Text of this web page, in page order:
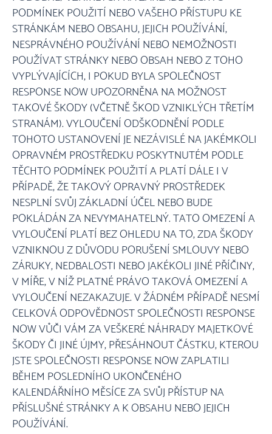
PODMÍNEK POUŽITÍ NEBO VAŠEHO PŘÍSTUPU KE
STRÁNKÁM NEBO OBSAHU, JEJICH POUŽÍVÁNÍ,
NESPRÁVNÉHO POUŽÍVÁNÍ NEBO NEMOŽNOSTI
POUŽÍVAT STRÁNKY NEBO OBSAH NEBO Z TOHO
VYPLÝVAJÍCÍCH, I POKUD BYLA SPOLEČNOST
RESPONSE NOW UPOZORNĚNA NA MOŽNOST
TAKOVÉ ŠKODY (VČETNĚ ŠKOD VZNIKLÝCH TŘETÍM
STRANÁM). VYLOUČENÍ ODŠKODNĚNÍ PODLE
TOHOTO USTANOVENÍ JE NEZÁVISLÉ NA JAKÉMKOLI
OPRAVNÉM PROSTŘEDKU POSKYTNUTÉM PODLE
TĚCHTO PODMÍNEK POUŽITÍ A PLATÍ DÁLE I V
PŘÍPADĚ, ŽE TAKOVÝ OPRAVNÝ PROSTŘEDEK
NESPLNÍ SVŮJ ZÁKLADNÍ ÚČEL NEBO BUDE
POKLÁDÁN ZA NEVYMAHATELNÝ. TATO OMEZENÍ A
VYLOUČENÍ PLATÍ BEZ OHLEDU NA TO, ZDA ŠKODY
VZNIKNOU Z DŮVODU PORUŠENÍ SMLOUVY NEBO
ZÁRUKY, NEDBALOSTI NEBO JAKÉKOLI JINÉ PŘÍČINY,
V MÍŘE, V NÍŽ PLATNÉ PRÁVO TAKOVÁ OMEZENÍ A
VYLOUČENÍ NEZAKAZUJE. V ŽÁDNÉM PŘÍPADĚ NESMÍ
CELKOVÁ ODPOVĚDNOST SPOLEČNOSTI RESPONSE
NOW VŮČI VÁM ZA VEŠKERÉ NÁHRADY MAJETKOVÉ
ŠKODY ČI JINÉ ÚJMY, PŘESÁHNOUT ČÁSTKU, KTEROU
JSTE SPOLEČNOSTI RESPONSE NOW ZAPLATILI
BĚHEM POSLEDNÍHO UKONČENÉHO
KALENDÁŘNÍHO MĚSÍCE ZA SVŮJ PŘÍSTUP NA
PŘÍSLUŠNÉ STRÁNKY A K OBSAHU NEBO JEJICH
POUŽÍVÁNÍ.